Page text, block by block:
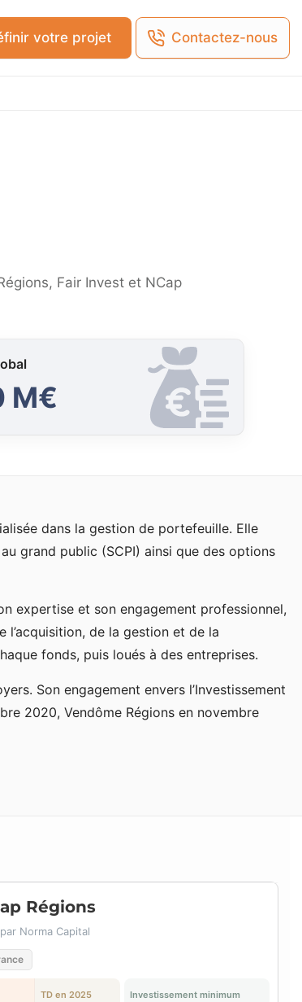
votre projet Contactez-nous
Fair Invest et NCap
M€
dans la gestion de portefeuille. Elle
grand public (SCPI) ainsi que des options
expertise et son engagement professionnel,
de la gestion et de la
fonds, puis loués à des entreprises.
Son engagement envers l’Investissement
2020, Vendôme Régions en novembre
Régions
Norma Capital
TD en 2025 Investissement minimum